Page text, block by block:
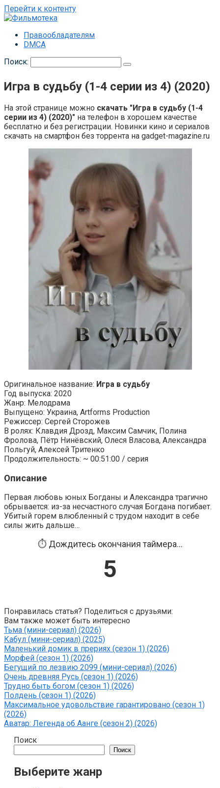
Перейти к контенту
Правообладателям
DMCA
Поиск:
Игра в судьбу (1-4 серии из 4) (2020)
На этой странице можно скачать "Игра в судьбу (1-4
серии из 4) (2020)" на телефон в хорошем качестве
бесплатно и без регистрации. Новинки кино и сериалов
скачать на смартфон без торрента на gadget-magazine.ru
Оригинальное название: Игра в судьбу
Год выпуска: 2020
Жанр: Мелодрама
Выпущено: Украина, Artforms Production
Режиссер: Сергей Сторожев
В ролях: Клавдия Дрозд, Максим Самчик, Полина
Фролова, Пётр Нинёвский, Олеся Власова, Александра
Польгуй, Алексей Тритенко
Продолжительность: ~ 00:51:00 / серия
Описание
Первая любовь юных Богданы и Александра трагично
обрывается: из-за несчастного случая Богдана погибает.
Убитый горем влюбленный с трудом находит в себе
силы жить дальше…
⏱️ Дождитесь окончания таймера...
5
Понравилась статья? Поделиться с друзьями:
Вам также может быть интересно
Тьма (мини-сериал) (2026)
Кабул (мини-сериал) (2025)
Маленький домик в прериях (сезон 1) (2026)
Морфей (сезон 1) (2026)
Бегущий по лезвию 2099 (мини-сериал) (2026)
Очень древняя Русь (сезон 1) (2026)
Трудно быть богом (сезон 1) (2026)
Полдень (сезон 1) (2026)
Максимальное удовольствие гарантировано (сезон 1)
(2026)
Аватар: Легенда об Аанге (сезон 2) (2026)
Поиск
Поиск
Выберите жанр